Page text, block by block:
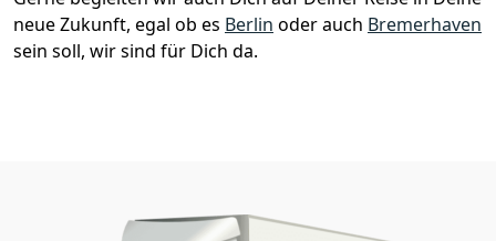
neue Zukunft, egal ob es Berlin oder auch Bremer­haven
sein soll, wir sind für Dich da.